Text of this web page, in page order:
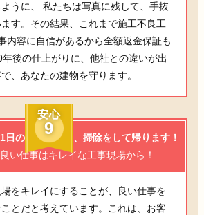
うに、 私たちは写真に残して、手抜
す。その結果、これまで施工不良工
内容に自信があるから全額返金保証も
後の仕上がりに、他社との違いが出
、あなたの建物を守ります。
安心
9
1日の工事終了後、掃除をして帰ります！
良い仕事はキレイな工事現場から！
をキレイにすることが、良い仕事を
とだと考えています。これは、お客